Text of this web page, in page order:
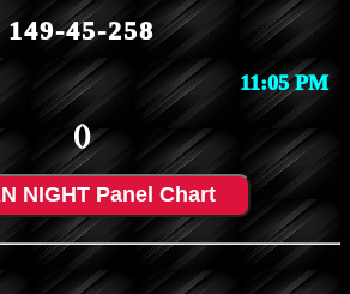
149-45-258
11:05 PM
()
NIGHT Panel Chart